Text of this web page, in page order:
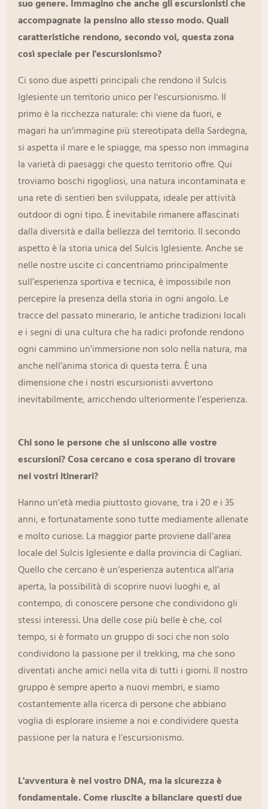
suo genere. Immagino che anche gli escursionisti che
accompagnate la pensino allo stesso modo. Quali
caratteristiche rendono, secondo voi, questa zona
così speciale per l'escursionismo?
Ci sono due aspetti principali che rendono il Sulcis
Iglesiente un territorio unico per l'escursionismo. Il
primo è la ricchezza naturale: chi viene da fuori, e
magari ha un'immagine più stereotipata della Sardegna,
si aspetta il mare e le spiagge, ma spesso non immagina
la varietà di paesaggi che questo territorio offre. Qui
troviamo boschi rigogliosi, una natura incontaminata e
una rete di sentieri ben sviluppata, ideale per attività
outdoor di ogni tipo. È inevitabile rimanere affascinati
dalla diversità e dalla bellezza del territorio. Il secondo
aspetto è la storia unica del Sulcis Iglesiente. Anche se
nelle nostre uscite ci concentriamo principalmente
sull’esperienza sportiva e tecnica, è impossibile non
percepire la presenza della storia in ogni angolo. Le
tracce del passato minerario, le antiche tradizioni locali
e i segni di una cultura che ha radici profonde rendono
ogni cammino un’immersione non solo nella natura, ma
anche nell’anima storica di questa terra. È una
dimensione che i nostri escursionisti avvertono
inevitabilmente, arricchendo ulteriormente l’esperienza.
Chi sono le persone che si uniscono alle vostre
escursioni? Cosa cercano e cosa sperano di trovare
nei vostri itinerari?
Hanno un’età media piuttosto giovane, tra i 20 e i 35
anni, e fortunatamente sono tutte mediamente allenate
e molto curiose. La maggior parte proviene dall’area
locale del Sulcis Iglesiente e dalla provincia di Cagliari.
Quello che cercano è un’esperienza autentica all’aria
aperta, la possibilità di scoprire nuovi luoghi e, al
contempo, di conoscere persone che condividono gli
stessi interessi. Una delle cose più belle è che, col
tempo, si è formato un gruppo di soci che non solo
condividono la passione per il trekking, ma che sono
diventati anche amici nella vita di tutti i giorni. Il nostro
gruppo è sempre aperto a nuovi membri, e siamo
costantemente alla ricerca di persone che abbiano
voglia di esplorare insieme a noi e condividere questa
passione per la natura e l’escursionismo.
L'avventura è nel vostro DNA, ma la sicurezza è
fondamentale. Come riuscite a bilanciare questi due